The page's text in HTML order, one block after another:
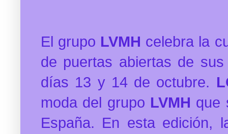
El grupo LVMH celebra la
de puertas abiertas de
días 13 y 14 de octubre.
moda del grupo LVMH que
España. En esta edición,